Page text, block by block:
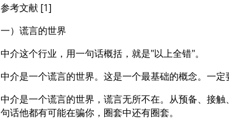
参考文献 [1]
一）谎言的世界
中介这个行业，用一句话概括，就是"以上全错"。
中介是一个谎言的世界。这是一个最基础的概念。一定
中介是一个谎言的世界，谎言无所不在。从预备、接
句话他都有可能在骗你，圈套中还有圈套。